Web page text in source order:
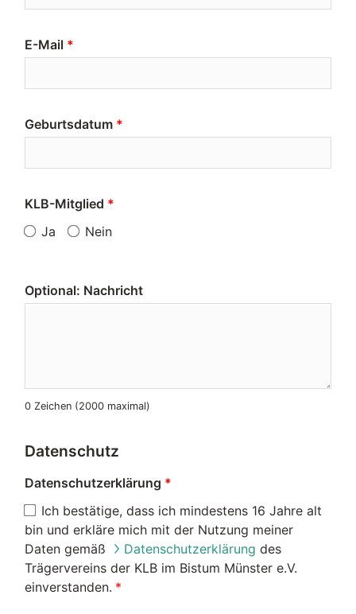
E-Mail
Geburtsdatum
KLB-Mitglied
Ja
Nein
Optional: Nachricht
0 Zeichen (2000 maximal)
Datenschutz
Datenschutzerklärung
Ich bestätige, dass ich mindestens 16 Jahre alt
bin und erkläre mich mit der Nutzung meiner
Daten gemäß
Datenschutzerklärung des
Trägervereins der KLB im Bistum Münster e.V.
einverstanden.